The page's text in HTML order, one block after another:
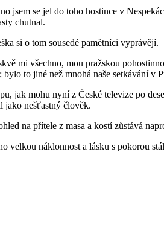
jsem se jel do toho hostince v
chutnal.
si o tom sousedé pamětníci vyprávějí.
mi všechno, mou pražskou
bylo to jiné než mnohá naše setkávání v
jak mohu nyní z České televize po
jako nešťastný člověk.
na přítele z masa a kostí zůstává
náklonnost a lásku s pokorou